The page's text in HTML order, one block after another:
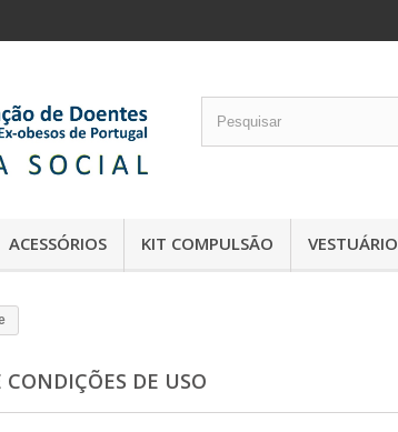
ACESSÓRIOS KIT COMPULSÃO VESTUÁRIO
CONDIÇÕES DE USO